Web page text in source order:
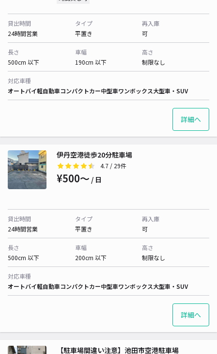
貸出時間
24時間営業
タイプ
平置き
再入庫
可
長さ
500cm 以下
車幅
190cm 以下
高さ
制限なし
対応車種
オートバイ軽自動車コンパクトカー中型車ワンボックス大型車・SUV
詳細へ
伊丹空港徒歩20分駐車場
4.7 / 29件
¥500〜 / 日
貸出時間
24時間営業
タイプ
平置き
再入庫
可
長さ
500cm 以下
車幅
200cm 以下
高さ
制限なし
対応車種
オートバイ軽自動車コンパクトカー中型車ワンボックス大型車・SUV
詳細へ
【駐車場間違い注意】池田市空港駐車場